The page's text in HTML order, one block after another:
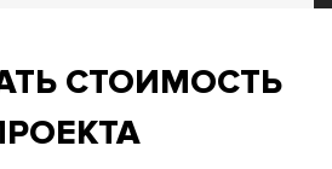
СТОИМОСТЬ